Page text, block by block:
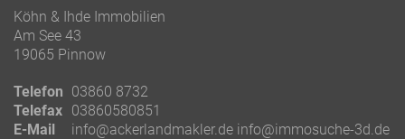
Köhn & Ihde Immobilien
Am See 43
19065 Pinnow
Telefon 03860 8732
Telefax 03860580851
E-Mail
info@ackerlandmakler.de info@immosuche-3d.de